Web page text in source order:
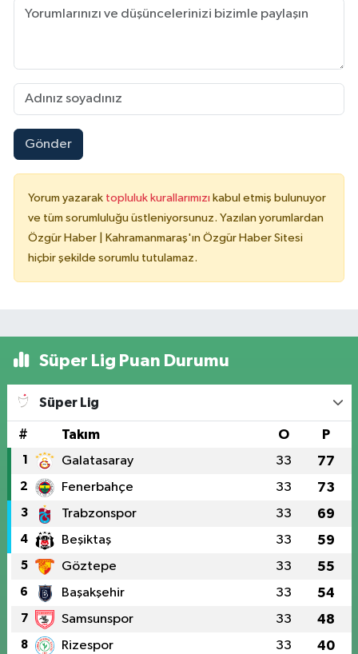
Gönder
Yorum yazarak topluluk kurallarımızı kabul etmiş bulunuyor
ve tüm sorumluluğu üstleniyorsunuz. Yazılan yorumlardan
Özgür Haber | Kahramanmaraş'ın Özgür Haber Sitesi
hiçbir şekilde sorumlu tutulamaz.
Süper Lig Puan Durumu
Süper Lig
# Takım O P
1 Galatasaray 33 77
2 Fenerbahçe 33 73
3 Trabzonspor 33 69
4 Beşiktaş 33 59
5 Göztepe 33 55
6 Başakşehir 33 54
7 Samsunspor 33 48
8 Rizespor 33 40